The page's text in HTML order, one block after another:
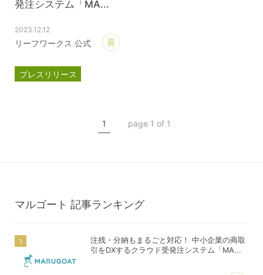
発注システム「MA...
2023.12.12
リーフワークス 公式
プレスリリース
1 page 1 of 1
マルゴート 記事ランキング
注残・分納もまるごと対応！ 中小企業の商取
引をDXするクラウド受発注システム「MA...